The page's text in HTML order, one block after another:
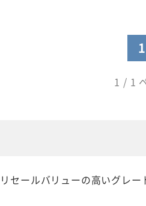
1
1 / 1
セールバリューの高いグレ